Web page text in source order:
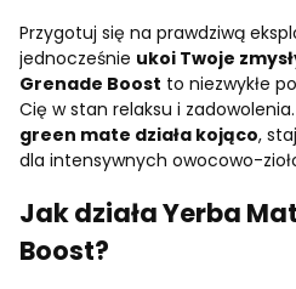
Przygotuj się na prawdziwą
jednocześnie ukoi Twoje
Grenade Boost to niezwykłe
Cię w stan relaksu i zadowolenia.
green mate działa kojąco,
dla intensywnych owocowo-
Jak działa Yerba
Boost?